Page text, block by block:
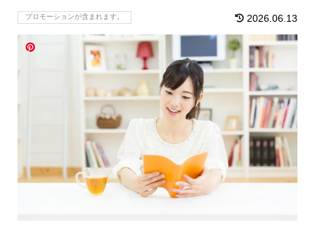
2026.06.13
プロモーションが含まれます。